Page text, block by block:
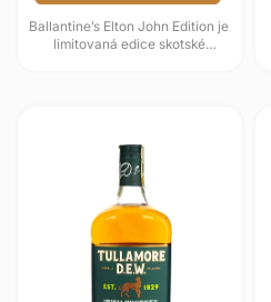
Ballantine’s Elton John Edition je
limitovaná edice skotské